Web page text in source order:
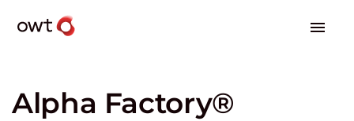
Alpha Factory®